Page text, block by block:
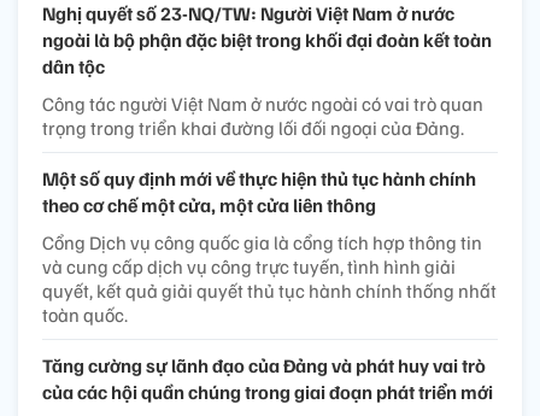
Nghị quyết số 23-NQ/TW: Người Việt Nam ở nước
ngoài là bộ phận đặc biệt trong khối đại đoàn kết toàn
dân tộc
Công tác người Việt Nam ở nước ngoài có vai trò quan
trọng trong triển khai đường lối đối ngoại của Đảng.
Một số quy định mới về thực hiện thủ tục hành chính
theo cơ chế một cửa, một cửa liên thông
Cổng Dịch vụ công quốc gia là cổng tích hợp thông tin
và cung cấp dịch vụ công trực tuyến, tình hình giải
quyết, kết quả giải quyết thủ tục hành chính thống nhất
toàn quốc.
Tăng cường sự lãnh đạo của Đảng và phát huy vai trò
của các hội quần chúng trong giai đoạn phát triển mới